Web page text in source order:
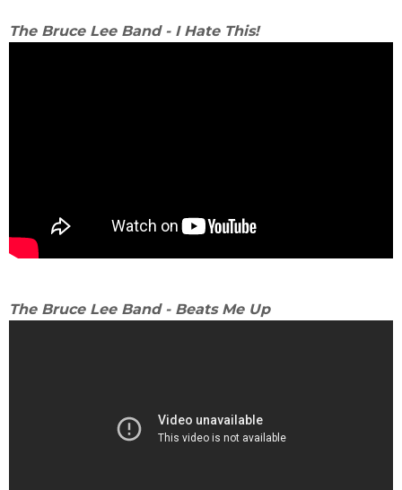
The Bruce Lee Band - I Hate This!
The Bruce Lee Band - Beats Me Up